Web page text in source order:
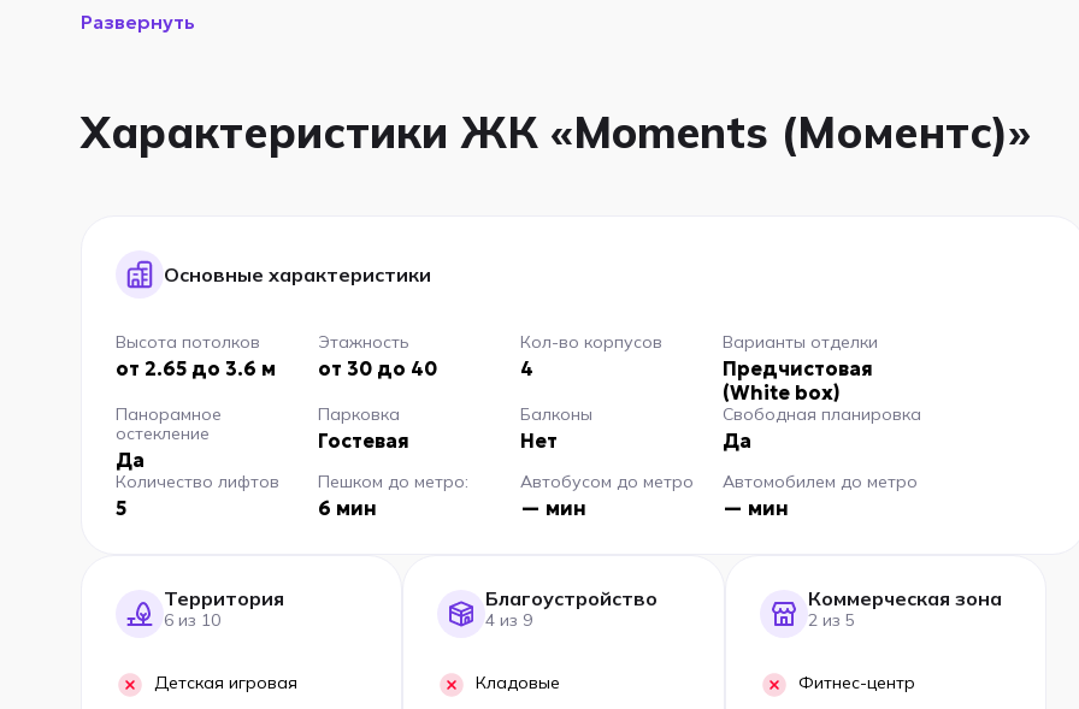
Развернуть
Характеристики ЖК «Moments (Моментс)»
Основные характеристики
Высота потолков
от 2.65 до 3.6 м
Этажность
от 30 до 40
Кол-во корпусов
4
Варианты отделки
Предчистовая
(White box)
Панорамное
остекление
Да
Парковка
Гостевая
Балконы
Нет
Свободная планировка
Да
Количество лифтов
5
Пешком до метро:
6 мин
Автобусом до метро
— мин
Автомобилем до метро
— мин
Территория
6 из 10
Детская игровая
Благоустройство
4 из 9
Кладовые
Коммерческая зона
2 из 5
Фитнес-центр